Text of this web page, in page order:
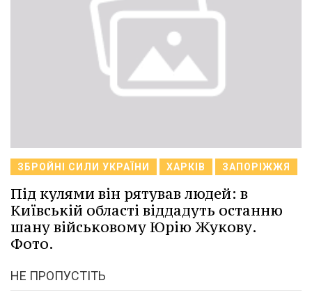
ЗБРОЙНІ СИЛИ УКРАЇНИ ХАРКІВ ЗАПОРІЖЖЯ
Під кулями він рятував людей: в
Київській області віддадуть останню
шану військовому Юрію Жукову.
Фото.
НЕ ПРОПУСТІТЬ